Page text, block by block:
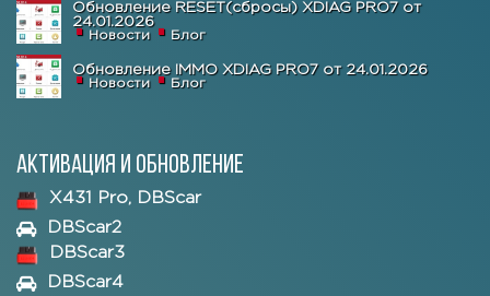
Обновление RESET(сбросы) XDIAG PRO7 от
24.01.2026
Новости Блог
Обновление IMMO XDIAG PRO7 от 24.01.2026
Новости Блог
Активация и обновление
X431 Pro, DBScar
DBScar2
DBScar3
DBScar4